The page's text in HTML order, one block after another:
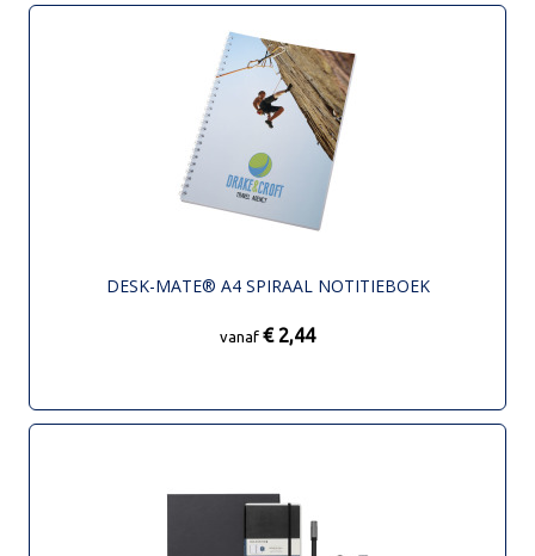
DESK-MATE® A4 SPIRAAL NOTITIEBOEK
vanaf € 2,44